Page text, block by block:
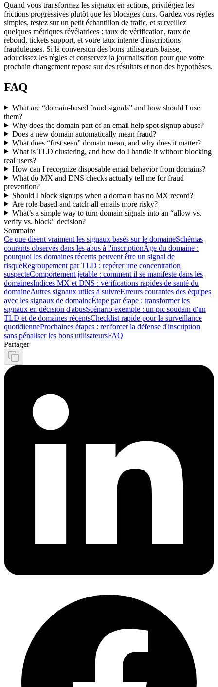
Quand vous transformez les signaux en actions, privilégiez les
frictions progressives plutôt que les blocages durs. Gardez vos règles
simples, testez sur un petit échantillon de trafic, et surveillez
quelques métriques révélatrices : taux de vérification, taux de
rebond, tickets support, et votre taux interne d'inscriptions
frauduleuses. Si la conversion des bons utilisateurs baisse,
adoucissez les règles et conservez la journalisation pour que votre
prochain changement repose sur des résultats et non des hypothèses.
FAQ
What are “domain-based fraud signals” and how should I use
them?
Why does the domain part of an email help spot signup abuse?
Does a new domain automatically mean fraud?
What does “first seen” domain mean, and why does it matter?
What is TLD clustering, and how do I handle it without blocking
real users?
How can I recognize disposable email behavior from domains?
What do MX and DNS checks actually tell me for fraud
prevention?
Should I block signups when a domain has no MX record?
Are role-based and catch-all emails more risky?
What’s a simple way to turn domain signals into an “allow vs.
verify vs. block” decision?
Sommaire
Ce que disent vraiment les signaux basés sur le domaineSchémas
courants observés dans les abus à l'inscriptionÂge du domaine :
pourquoi les domaines récents peuvent être un signal de
risqueRegroupement par TLD : repérer une concentration
suspecteComportement jetable : comment il se manifeste dans les
domainesIndices MX et DNS : vérifications rapides de santé du
domaineAutres signaux utiles à suivreErreurs courantes des équipes
avec les signaux de domaineÉtape par étape : transformer les
signaux en décision d'abusScénario exemple : un pic soudain d'un
TLD et de domaines récentsChecklist rapide pour la surveillance
quotidienneProchaines étapes : renforcer la défense d'inscription
sans pénaliser les bons utilisateursFAQ
Partager